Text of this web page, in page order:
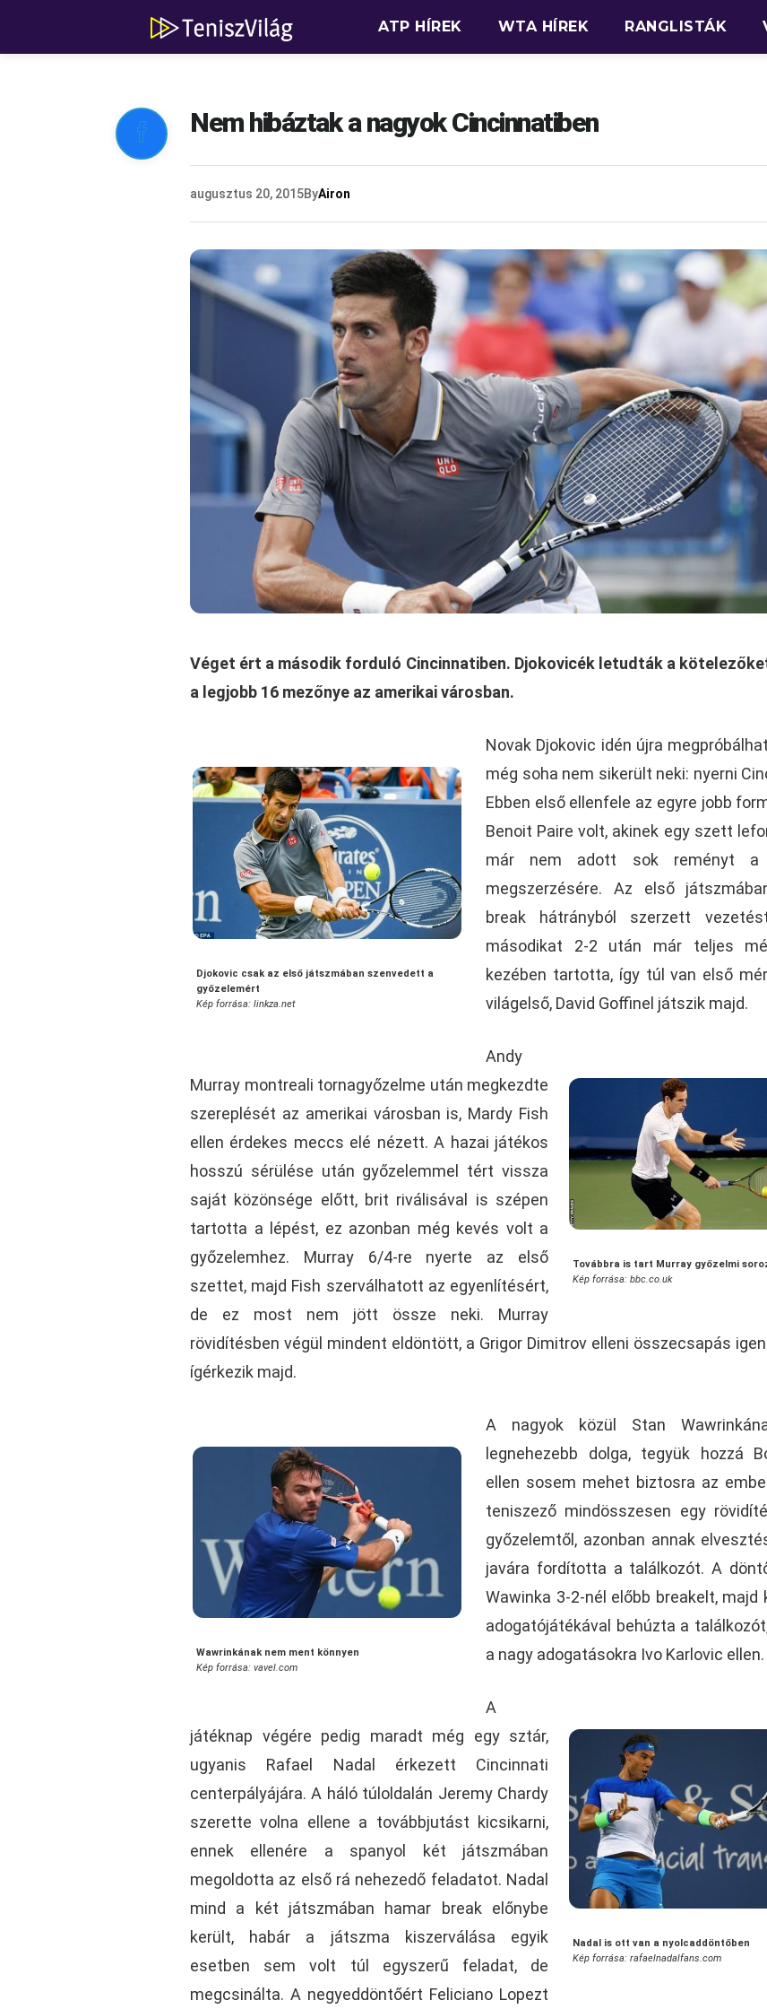
ATP HÍREK WTA HÍREK RANGLISTÁK
 Nem hibáztak a nagyok Cincinnatiben
augusztus 20, 2015ByAiron
Véget ért a második forduló Cincinnatiben. Djokovicék letudták a
a legjobb 16 mezőnye az amerikai városban.
Djokovic csak az első játszmában szenvedett a
győzelemért
Kép forrása: linkza.net
Novak Djokovic idén újra
még soha nem sikerült neki: nyerni
Ebben első ellenfele az egyre jobb
Benoit Paire volt, akinek egy szett
már nem adott sok reményt a
megszerzésére. Az első
break hátrányból szerzett
másodikat 2-2 után már teljes
kezében tartotta, így túl van első
világelső, David Goffinel játszik majd.
Továbbra is tart Murray győzelmi
Kép forrása: bbc.co.uk
Andy
Murray montreali tornagyőzelme után megkezdte
szereplését az amerikai városban is, Mardy Fish
ellen érdekes meccs elé nézett. A hazai játékos
hosszú sérülése után győzelemmel tért vissza
saját közönsége előtt, brit riválisával is szépen
tartotta a lépést, ez azonban még kevés volt a
győzelemhez. Murray 6/4-re nyerte az első
szettet, majd Fish szerválhatott az egyenlítésért,
de ez most nem jött össze neki. Murray
rövidítésben végül mindent eldöntött, a Grigor Dimitrov elleni összecsapás
ígérkezik majd.
Wawrinkának nem ment könnyen
Kép forrása: vavel.com
A nagyok közül Stan
legnehezebb dolga, tegyük hozzá
ellen sosem mehet biztosra az
teniszező mindösszesen egy
győzelemtől, azonban annak
javára fordította a találkozót. A
Wawinka 3-2-nél előbb breakelt, majd
adogatójátékával behúzta a
a nagy adogatásokra Ivo Karlovic ellen.
Nadal is ott van a nyolcaddöntőben
Kép forrása: rafaelnadalfans.com
A
játéknap végére pedig maradt még egy sztár,
ugyanis Rafael Nadal érkezett Cincinnati
centerpályájára. A háló túloldalán Jeremy Chardy
szerette volna ellene a továbbjutást kicsikarni,
ennek ellenére a spanyol két játszmában
megoldotta az első rá nehezedő feladatot. Nadal
mind a két játszmában hamar break előnybe
került, habár a játszma kiszerválása egyik
esetben sem volt túl egyszerű feladat, de
megcsinálta. A negyeddöntőért Feliciano Lopezt